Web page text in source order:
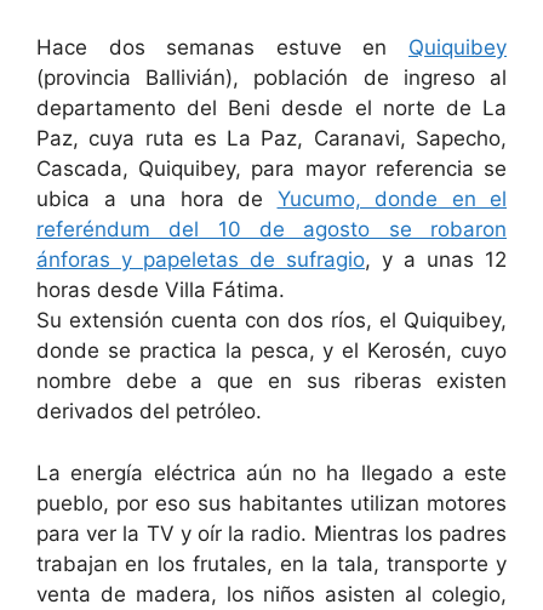
Hace dos semanas estuve en Quiquibey
(provincia Ballivián), población de ingreso al
departamento del Beni desde el norte de La
Paz, cuya ruta es La Paz, Caranavi, Sapecho,
Cascada, Quiquibey, para mayor referencia se
ubica a una hora de Yucumo, donde en el
referéndum del 10 de agosto se robaron
ánforas y papeletas de sufragio, y a unas 12
horas desde Villa Fátima.
Su extensión cuenta con dos ríos, el Quiquibey,
donde se practica la pesca, y el Kerosén, cuyo
nombre debe a que en sus riberas existen
derivados del petróleo.
La energía eléctrica aún no ha llegado a este
pueblo, por eso sus habitantes utilizan motores
para ver la TV y oír la radio. Mientras los padres
trabajan en los frutales, en la tala, transporte y
venta de madera, los niños asisten al colegio,